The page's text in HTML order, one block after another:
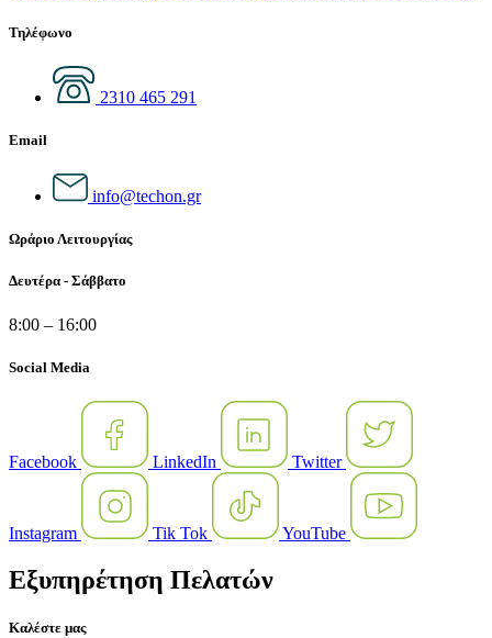
Τηλέφωνο
2310 465 291
Email
info@techon.gr
Ωράριο Λειτουργίας
Δευτέρα - Σάββατο
8:00 – 16:00
Social Media
Facebook LinkedIn Twitter
Instagram Tik Tok YouTube
Εξυπηρέτηση Πελατών
Καλέστε μας